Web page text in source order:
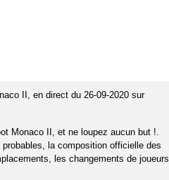
II, en direct du 26-09-2020 sur
Monaco II, et ne loupez aucun but !.
la composition officielle des
les changements de joueurs